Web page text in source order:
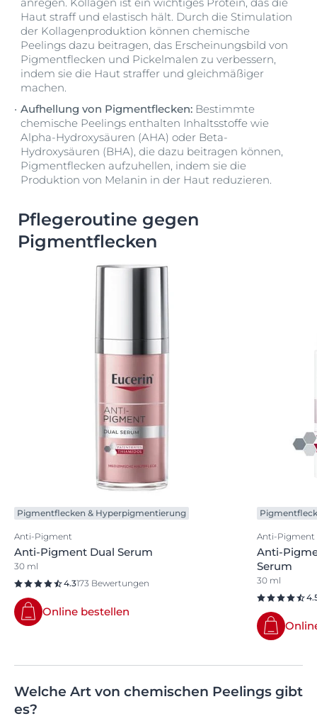
Haut straff und elastisch hält. Durch die Stimulation
der Kollagenproduktion können chemische
Peelings dazu beitragen, das Erscheinungsbild von
Pigmentflecken und Pickelmalen zu verbessern,
indem sie die Haut straffer und gleichmäßiger
machen.
Aufhellung von Pigmentflecken: Bestimmte
chemische Peelings enthalten Inhaltsstoffe wie
Alpha-Hydroxysäuren (AHA) oder Beta-
Hydroxysäuren (BHA), die dazu beitragen können,
Pigmentflecken aufzuhellen, indem sie die
Produktion von Melanin in der Haut reduzieren.
Pflegeroutine gegen
Pigmentflecken
Pigmentflecken & Hyperpigmentierung
Anti-Pigment
Anti-Pigment Dual Serum
30 ml
4.3173 Bewertungen
Online bestellen
Anti-Pigment
Anti-
Serum
30 ml
Welche Art von chemischen Peelings gibt
es?